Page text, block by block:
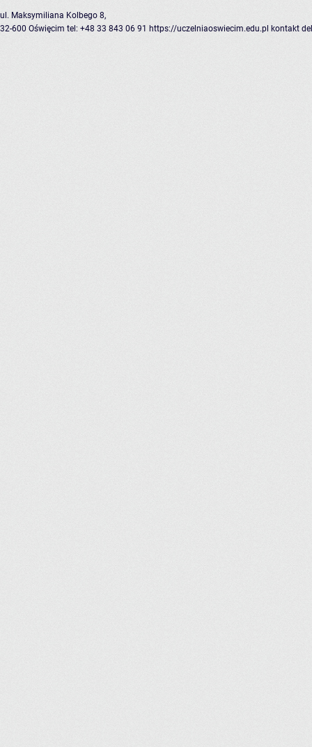
ul. Maksymiliana Kolbego 8,
32-600 Oświęcim tel: +48 33 843 06 91 https://uczelniaoswiecim.edu.pl kontakt